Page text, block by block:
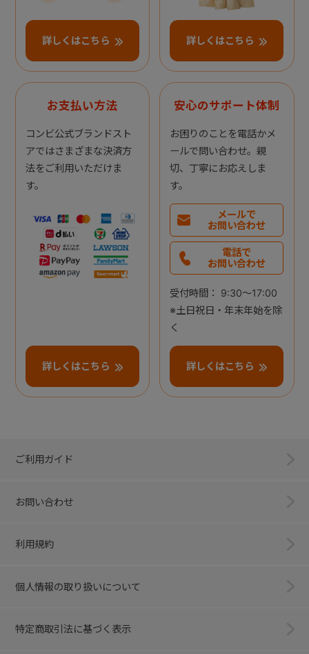
詳しくはこちら 詳しくはこちら
お支払い方法
コンビ公式ブランドスト
アではさまざまな決済方
法をご利用いただけま
す。
詳しくはこちら
安心のサポート体制
お困りのことを電話かメ
ールで問い合わせ。親
切、丁寧にお応えしま
す。
メールで
お問い合わせ
電話で
お問い合わせ
受付時間： 9:30～17:00
※土日祝日・年末年始を除
く
詳しくはこちら
ご利用ガイド
お問い合わせ
利用規約
個人情報の取り扱いについて
特定商取引法に基づく表示